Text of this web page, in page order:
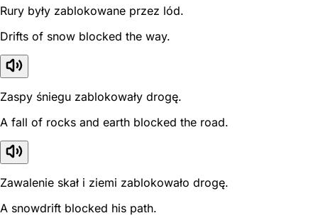
Rury były zablokowane przez lód.
Drifts of snow blocked the way.
Zaspy śniegu zablokowały drogę.
A fall of rocks and earth blocked the road.
Zawalenie skał i ziemi zablokowało drogę.
A snowdrift blocked his path.